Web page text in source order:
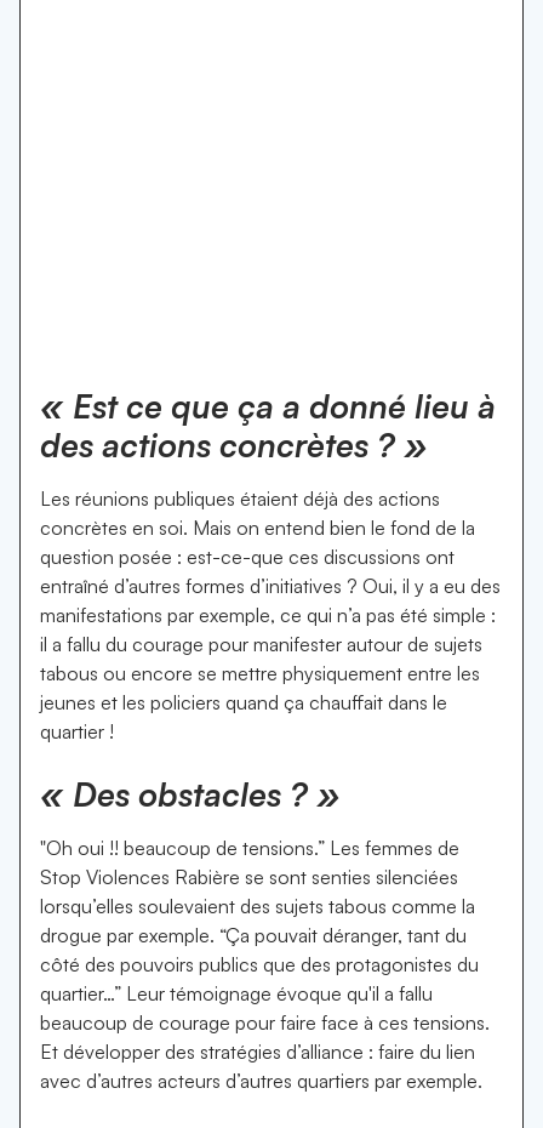
« Est ce que ça a donné lieu à
des actions concrètes ? »
Les réunions publiques étaient déjà des actions
concrètes en soi. Mais on entend bien le fond de la
question posée : est-ce-que ces discussions ont
entraîné d’autres formes d’initiatives ? Oui, il y a eu des
manifestations par exemple, ce qui n’a pas été simple :
il a fallu du courage pour manifester autour de sujets
tabous ou encore se mettre physiquement entre les
jeunes et les policiers quand ça chauffait dans le
quartier !
« Des obstacles ? »
"Oh oui !! beaucoup de tensions.” Les femmes de
Stop Violences Rabière se sont senties silenciées
lorsqu’elles soulevaient des sujets tabous comme la
drogue par exemple. “Ça pouvait déranger, tant du
côté des pouvoirs publics que des protagonistes du
quartier…” Leur témoignage évoque qu'il a fallu
beaucoup de courage pour faire face à ces tensions.
Et développer des stratégies d’alliance : faire du lien
avec d’autres acteurs d’autres quartiers par exemple.